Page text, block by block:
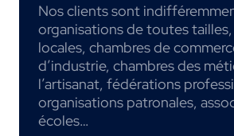
Nos clients sont
organisations de toutes
locales, chambres de
d’industrie, chambres des
l’artisanat, fédérations
organisations patronales,
écoles…